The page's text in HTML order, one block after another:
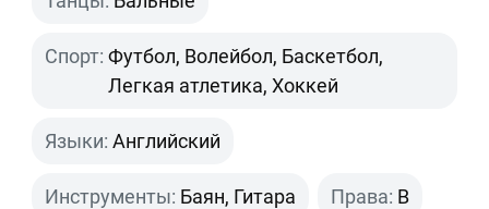
Спорт: Футбол, Волейбол, Баскетбол,
Легкая атлетика, Хоккей
Языки: Английский
Инструменты: Баян, Гитара Права: B